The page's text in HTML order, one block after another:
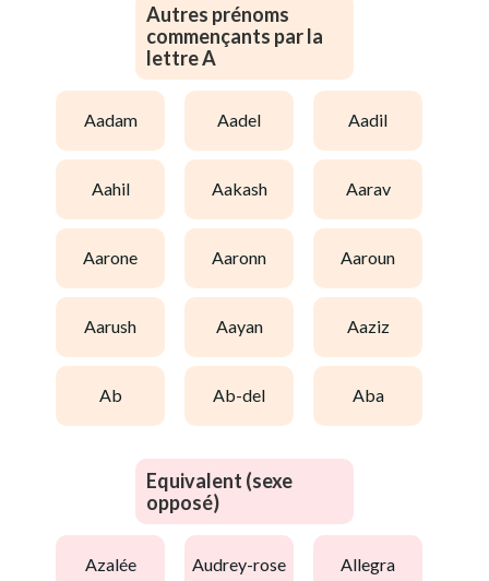
Autres prénoms
commençants par la
lettre A
aadam aadel aadil
aahil aakash aarav
aarone aaronn aaroun
aarush aayan aaziz
ab ab-del aba
Equivalent (sexe
opposé)
azalée audrey-rose allegra